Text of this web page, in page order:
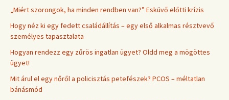
„Miért szorongok, ha minden rendben van?” Esküvő előtti krízis
Hogy néz ki egy fedett családállítás – egy első alkalmas résztvevő
személyes tapasztalata
Hogyan rendezz egy zűrös ingatlan ügyet? Oldd meg a mögöttes
ügyet!
Mit árul el egy nőről a policisztás petefészek? PCOS – méltatlan
bánásmód